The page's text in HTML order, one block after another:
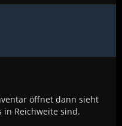
öffnet dann sieht
in Reichweite sind.